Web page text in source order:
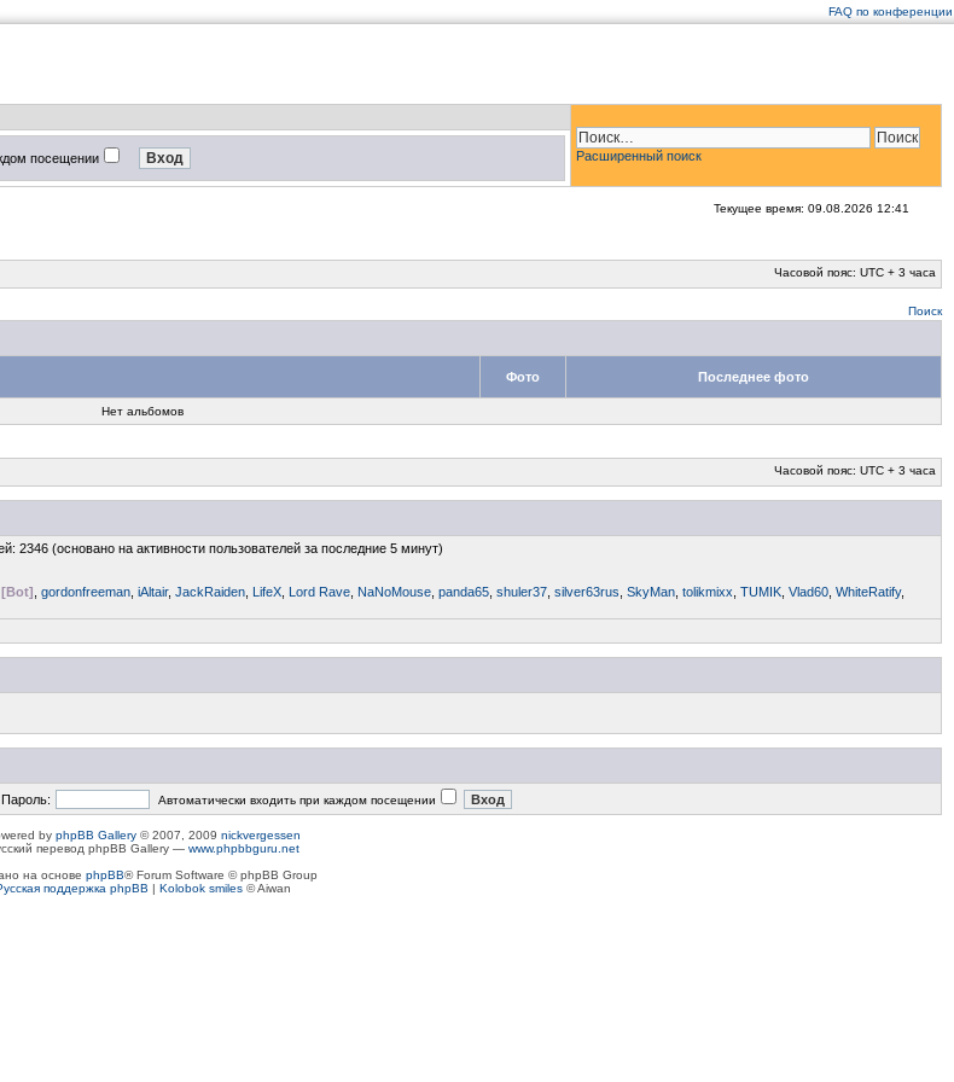
FAQ по конференции
Расширенный поиск
посещении
Текущее время: 09.08.2026 12:41
Часовой пояс: UTC + 3 часа
Поиск
Фото Последнее фото
Нет альбомов
Часовой пояс: UTC + 3 часа
2346 (основано на активности пользователей за последние 5 минут)
gordonfreeman iAltair, JackRaiden LifeX Lord Rave NaNoMouse panda65 shuler37 silver63rus SkyMan tolikmixx TUMIK Vlad60 WhiteRatify,
Пароль: Автоматически входить при каждом посещении
by phpBB Gallery© 2007, 2009 nickvergessen
перевод phpBB Gallery — www.phpbbguru.net
на основе phpBB® Forum Software © phpBB Group
поддержка phpBB | Kolobok smiles© Aiwan